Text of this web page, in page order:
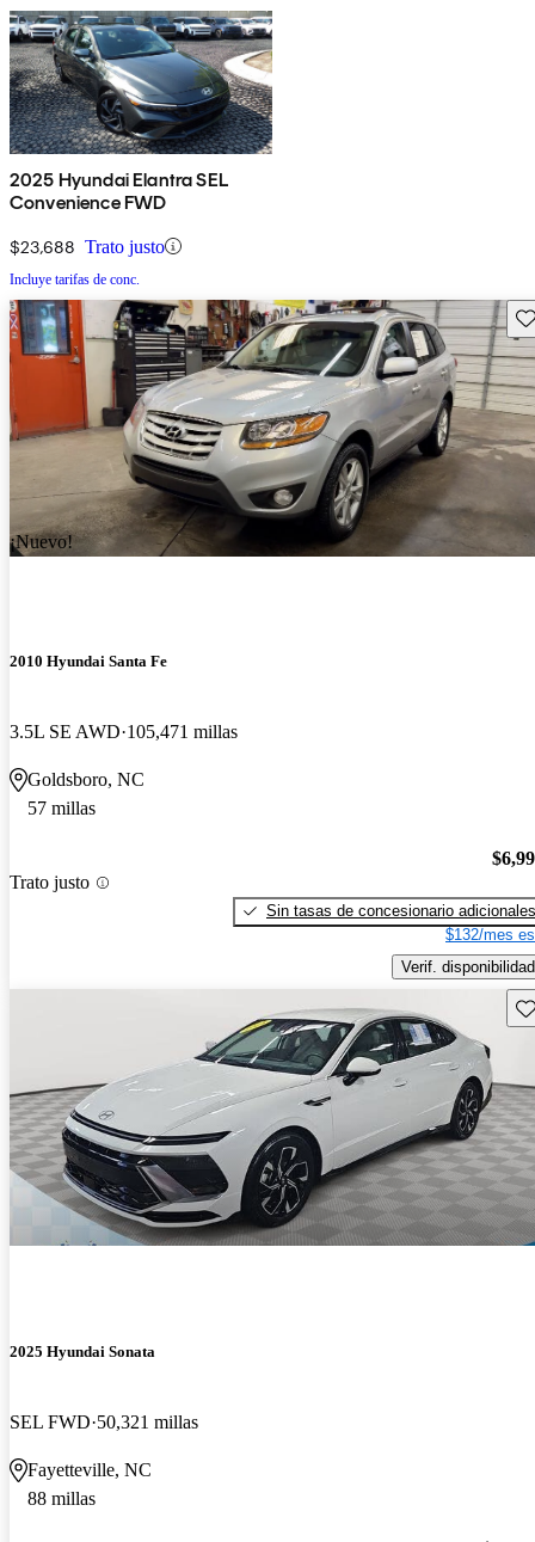
2025 Hyundai Elantra SEL
Convenience FWD
$23,688 Trato justo
Incluye tarifas de conc.
¡Nuevo!
2010 Hyundai Santa Fe
3.5L SE AWD 105,471 millas
Goldsboro, NC
57 millas
Trato justo
Sin tasas de concesionario adicionales
$132/mes
Verif. disponibilidad
2025 Hyundai Sonata
SEL FWD 50,321 millas
Fayetteville, NC
88 millas